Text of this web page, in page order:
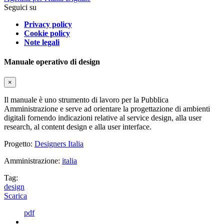
Seguici su
Privacy policy
Cookie policy
Note legali
Manuale operativo di design
×
Il manuale è uno strumento di lavoro per la Pubblica
Amministrazione e serve ad orientare la progettazione di ambienti
digitali fornendo indicazioni relative al service design, alla user
research, al content design e alla user interface.
Progetto: Designers Italia
Amministrazione: italia
Tag:
design
Scarica
pdf